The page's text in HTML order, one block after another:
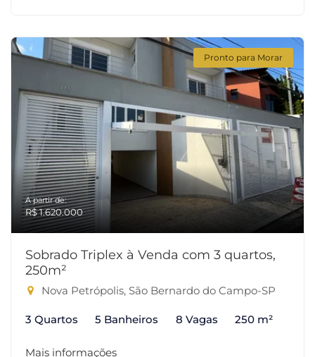
Pronto para Morar
A partir de:
R$ 1.620.000
Sobrado Triplex à Venda com 3 quartos,
250m²
Nova Petrópolis, São Bernardo do Campo-SP
3 Quartos 5 Banheiros 8 Vagas 250 m²
Mais informações